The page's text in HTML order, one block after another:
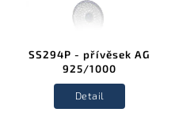
SS294P - přívěsek AG
925/1000
Detail